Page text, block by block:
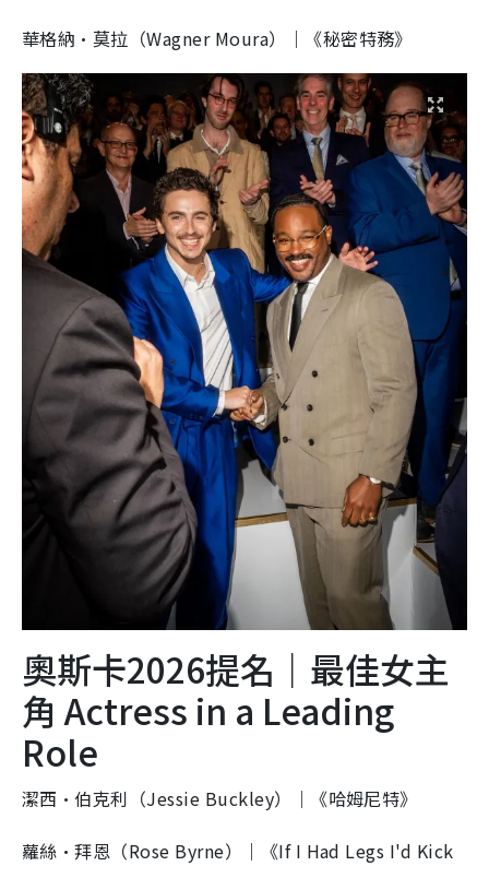
華格納·莫拉（Wagner Moura）｜《秘密特務》
奧斯卡2026提名｜最佳女主
角 Actress in a Leading
Role
潔西·伯克利（Jessie Buckley）｜《哈姆尼特》
蘿絲·拜恩（Rose Byrne）｜《If I Had Legs I'd Kick